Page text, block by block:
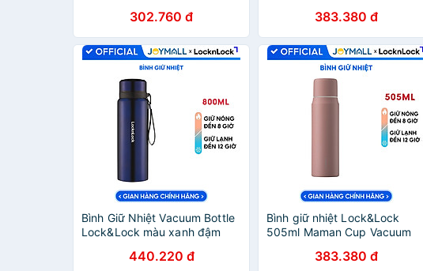
hãng thép không gỉ quai xách
tiện lợi- JoyMall
302.760 đ
hãng, nắp dùng làm cốc nước
uống - JoyMall
383.380 đ
Bình Giữ Nhiệt Vacuum Bottle
Lock&Lock màu xanh đậm
chính hãng, thép không gỉ, độ
440.220 đ
Bình giữ nhiệt Lock&Lock
505ml Maman Cup Vacuum
- Hàng chính hãng, nắp dùng
383.380 đ